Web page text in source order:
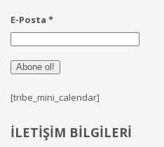
E-Posta *
[tribe_mini_calendar]
İLETİŞİM BİLGİLERİ